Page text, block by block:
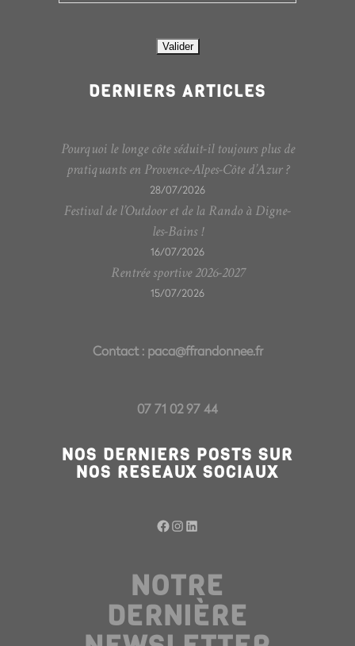
DERNIERS ARTICLES
Pourquoi le longe côte séduit-il toujours plus de
pratiquants en Provence-Alpes-Côte d’Azur ?
28/07/2026
Festival de l’Outdoor et de la Rando à Digne-
les-Bains !
16/07/2026
Rentrée sportive 2026-2027
15/07/2026
Contact : paca@ffrandonnee.fr
07 71 02 97 44
NOS DERNIERS POSTS SUR
NOS RESEAUX SOCIAUX
Facebook
Instagram
LinkedIn
NOTRE
DERNIÈRE